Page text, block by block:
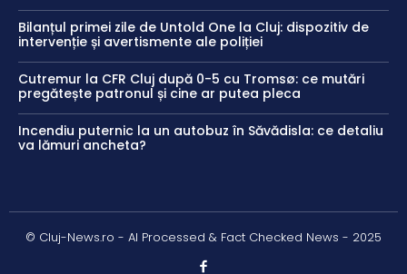
Bilanțul primei zile de Untold One la Cluj: dispozitiv de
intervenție și avertismente ale poliției
Cutremur la CFR Cluj după 0-5 cu Tromsø: ce mutări
pregătește patronul și cine ar putea pleca
Incendiu puternic la un autobuz în Săvădisla: ce detaliu
va lămuri ancheta?
© Cluj-News.ro - AI Processed & Fact Checked News - 2025